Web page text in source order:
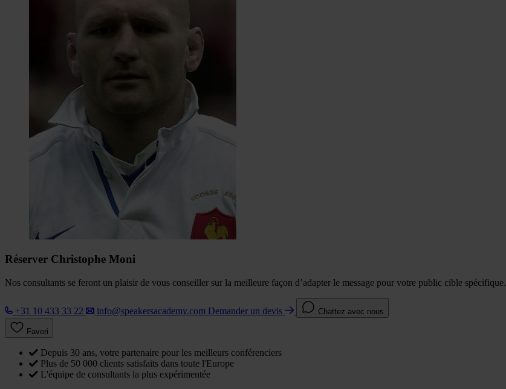
Réserver Christophe Moni
Nos consultants se feront un plaisir de vous conseiller sur la meilleure façon d’adapter le message pour votre public cible spécifique.
+31 10 433 33 22 info@speakersacademy.com Demander un devis Chattez avec nous
Favori
Depuis 30 ans, votre partenaire pour les meilleurs conférenciers
Plus de 50 000 clients satisfaits dans toute l'Europe
L'équipe de consultants la plus expérimentée